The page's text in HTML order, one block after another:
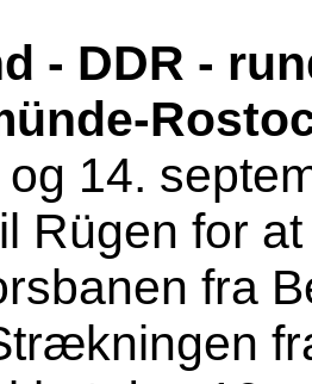
- DDR -
14.
Rügen for
fra